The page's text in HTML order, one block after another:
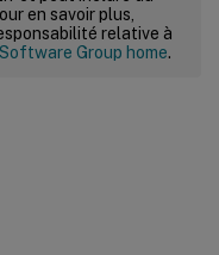
en savoir plus,
relative à
Group home.